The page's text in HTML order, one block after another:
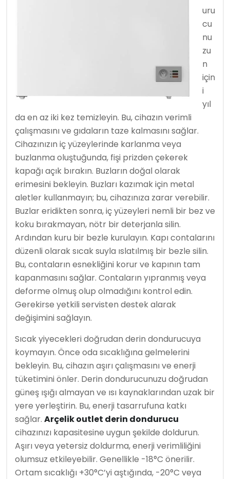
uru
cu
nu
zu
n
için
i
yıl
da en az iki kez temizleyin. Bu, cihazın verimli
çalışmasını ve gıdaların taze kalmasını sağlar.
Cihazınızın iç yüzeylerinde karlanma veya
buzlanma oluştuğunda, fişi prizden çekerek
kapağı açık bırakın. Buzların doğal olarak
erimesini bekleyin. Buzları kazımak için metal
aletler kullanmayın; bu, cihazınıza zarar verebilir.
Buzlar eridikten sonra, iç yüzeyleri nemli bir bez ve
koku bırakmayan, nötr bir deterjanla silin.
Ardından kuru bir bezle kurulayın. Kapı contalarını
düzenli olarak sıcak suyla ıslatılmış bir bezle silin.
Bu, contaların esnekliğini korur ve kapının tam
kapanmasını sağlar. Contaların yıpranmış veya
deforme olmuş olup olmadığını kontrol edin.
Gerekirse yetkili servisten destek alarak
değişimini sağlayın.
Sıcak yiyecekleri doğrudan derin dondurucuya
koymayın. Önce oda sıcaklığına gelmelerini
bekleyin. Bu, cihazın aşırı çalışmasını ve enerji
tüketimini önler. Derin dondurucunuzu doğrudan
güneş ışığı almayan ve ısı kaynaklarından uzak bir
yere yerleştirin. Bu, enerji tasarrufuna katkı
sağlar. Arçelik outlet derin dondurucu
cihazınızı kapasitesine uygun şekilde doldurun.
Aşırı veya yetersiz doldurma, enerji verimliliğini
olumsuz etkileyebilir. Genellikle -18°C önerilir.
Ortam sıcaklığı +30°C’yi aştığında, -20°C veya